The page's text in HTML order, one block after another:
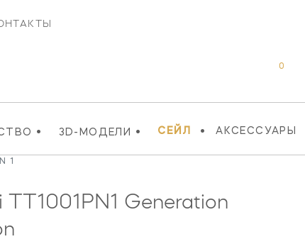
• 3D-МОДЕЛИ • СЕЙЛ • АКСЕССУАРЫ
0
1
TT1001PN1 Generation